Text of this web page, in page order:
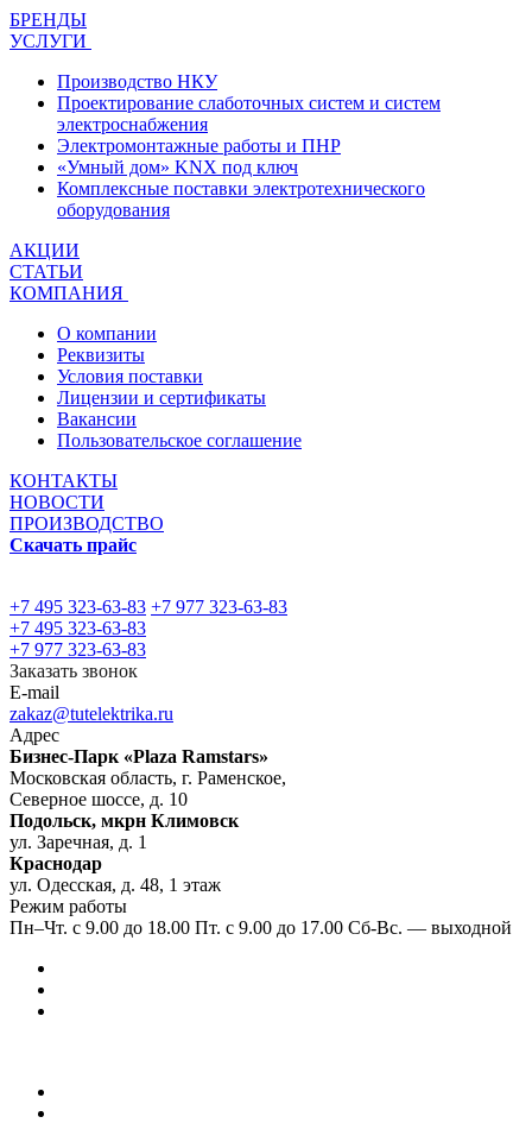
БРЕНДЫ
УСЛУГИ
Производство НКУ
Проектирование слаботочных систем и систем
электроснабжения
Электромонтажные работы и ПНР
«Умный дом» KNX под ключ
Комплексные поставки электротехнического
оборудования
АКЦИИ
СТАТЬИ
КОМПАНИЯ
О компании
Реквизиты
Условия поставки
Лицензии и сертификаты
Вакансии
Пользовательское соглашение
КОНТАКТЫ
НОВОСТИ
ПРОИЗВОДСТВО
Скачать прайс
+7 495 323-63-83 +7 977 323-63-83
+7 495 323-63-83
+7 977 323-63-83
Заказать звонок
E-mail
zakaz@tutelektrika.ru
Адрес
Бизнес-Парк «Plaza Ramstars»
Московская область, г. Раменское,
Северное шоссе, д. 10
Подольск, мкрн Климовск
ул. Заречная, д. 1
Краснодар
ул. Одесская, д. 48, 1 этаж
Режим работы
Пн–Чт. с 9.00 до 18.00 Пт. с 9.00 до 17.00 Сб-Вс. — выходной